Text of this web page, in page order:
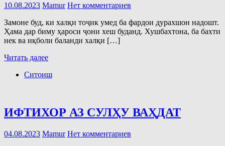
10.08.2023 Mamur Нет комментариев
Замоне буд, ки халқи тоҷик умед ба фардои дурахшон надошт.
Ҳама дар биму ҳароси ҷони хеш буданд. Хушбахтона, ба бахти
нек ва иқболи баланди халқи […]
Читать далее
Ситоиш
ИФТИХОР АЗ СУЛҲУ ВАҲДАТ
04.08.2023 Mamur Нет комментариев